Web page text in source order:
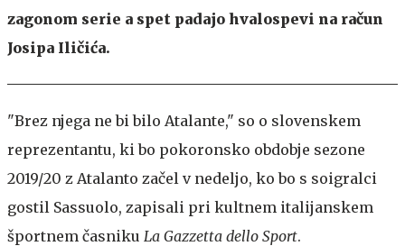
zagonom serie a spet padajo hvalospevi na račun
Josipa Iličića.
"Brez njega ne bi bilo Atalante," so o slovenskem
reprezentantu, ki bo pokoronsko obdobje sezone
2019/20 z Atalanto začel v nedeljo, ko bo s soigralci
gostil Sassuolo, zapisali pri kultnem italijanskem
športnem časniku La Gazzetta dello Sport.